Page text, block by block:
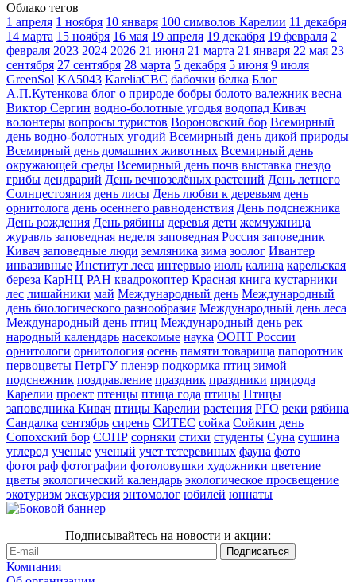
Облако тегов
1 апреля 1 ноября 10 января 100 символов Карелии 11 декабря
14 марта 15 ноября 16 мая 19 апреля 19 декабря 19 февраля 2
февраля 2023 2024 2026 21 июня 21 марта 21 января 22 мая 23
сентября 27 сентября 28 марта 5 декабря 5 июня 9 июля
GreenSol KA5043 KareliaCBC бабочки белка Блог
А.П.Кутенкова блог о природе бобры болото валежник весна
Виктор Сергин водно-болотные угодья водопад Кивач
волонтеры вопросы туристов Вороновский бор Всемирный
день водно-болотных угодий Всемирный день дикой природы
Всемирный день домашних животных Всемирный день
окружающей среды Всемирный день почв выставка гнездо
грибы дендрарий День вечнозелёных растений День летнего
Солнцестояния день лисы День любви к деревьям день
орнитолога день осеннего равноденствия День подснежника
День рождения День рябины деревья дети жемчужница
журавль заповедная неделя заповедная Россия заповедник
Кивач заповедные люди земляника зима зоолог Ивантер
инвазивные Институт леса интервью июль калина карельская
береза КарНЦ РАН квадрокоптер Красная книга кустарники
лес лишайники май Международный день Международный
день биологического разнообразия Международный день леса
Международный день птиц Международный день рек
народный календарь насекомые наука ООПТ России
орнитологи орнитология осень памяти товарища папоротник
первоцветы ПетрГУ пленэр подкормка птиц зимой
подснежник поздравление праздник праздники природа
Карелии проект птенцы птица года птицы Птицы
заповедника Кивач птицы Карелии растения РГО реки рябина
Сандалка сентябрь сирень СИТЕС сойка Сойкин день
Сопохский бор СОПР сорняки стихи студенты Суна сушина
углерод ученые ученый учет тетеревиных фауна фото
фотограф фотографии фотоловушки художники цветение
цветы экологический календарь экологическое просвещение
экотуризм экскурсия энтомолог юбилей юннаты
Подписывайтесь на новости и акции:
Компания